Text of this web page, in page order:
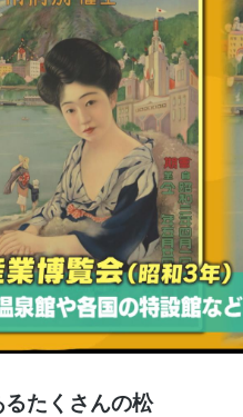
るたくさんの松